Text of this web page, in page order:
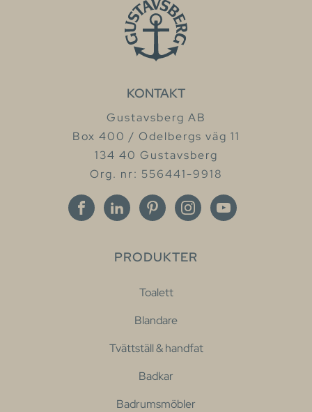
KONTAKT
Gustavsberg AB
Box 400 / Odelbergs väg 11
134 40 Gustavsberg
Org. nr: 556441-9918
PRODUKTER
Toalett
Blandare
Tvättställ & handfat
Badkar
Badrumsmöbler